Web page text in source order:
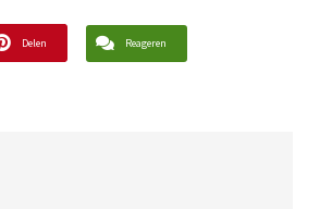
Delen Reageren